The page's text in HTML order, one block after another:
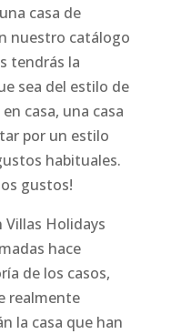
casa de
nuestro catálogo
tendrás la
sea del estilo de
casa, una casa
por un estilo
habituales.
gustos!
Holidays
hace
de los casos,
realmente
la casa que han